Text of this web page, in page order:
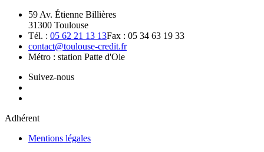
59 Av. Étienne Billières
31300 Toulouse
Tél. : 05 62 21 13 13Fax : 05 34 63 19 33
contact@toulouse-credit.fr
Métro : station Patte d'Oie
Suivez-nous
Adhérent
Mentions légales